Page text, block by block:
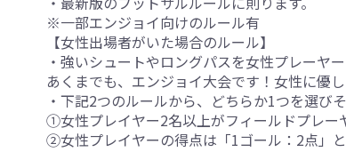
※一部エンジョイ向けのルール有
【女性出場者がいた場合のルール】
・強いシュートやロングパスを女性プレーヤ
あくまでも、エンジョイ大会です！女性に優
・下記2つのルールから、どちらか1つを選び
①女性プレイヤー2名以上がフィールドプレー
②女性プレイヤーの得点は「1ゴール：2点」と